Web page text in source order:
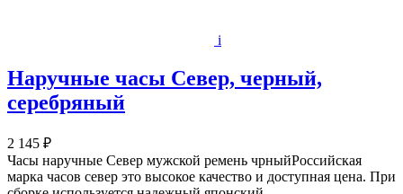
i
Наручные часы Север, черный,
серебряный
2 145 ₽
Часы наручные Север мужской ремень чрныйРоссийская
марка часов север это высокое качество и доступная цена. При